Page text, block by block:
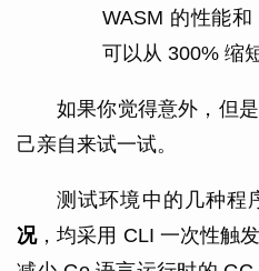
WASM 的性能
可以从 300% 缩
如果你觉得意外，但
己亲自来试一试。
测试环境中的几种程
况，均采用 CLI 一次性触